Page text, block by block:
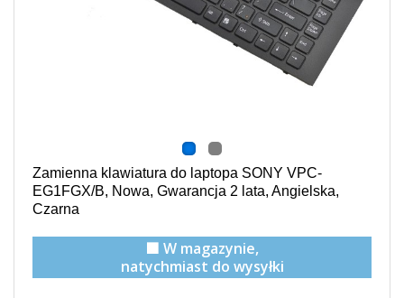
Zamienna klawiatura do laptopa SONY VPC-
EG1FGX/B, Nowa, Gwarancja 2 lata, Angielska,
Czarna
🟩 W magazynie,
natychmiast do wysyłki